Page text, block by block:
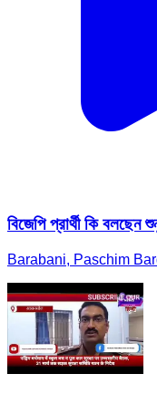
বিজেপি প্রার্থী কি বলছেন
Barabani, Paschim